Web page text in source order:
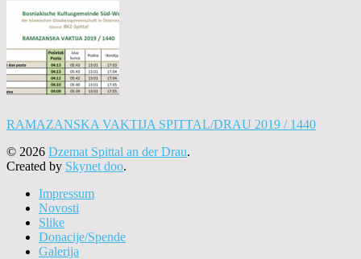
RAMAZANSKA VAKTIJA SPITTAL/DRAU 2019 / 1440
© 2026 Dzemat Spittal an der Drau.
Created by Skynet doo.
Impressum
Novosti
Slike
Donacije/Spende
Galerija